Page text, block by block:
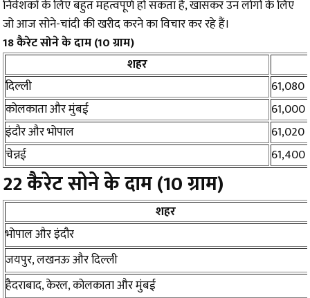
निवेशकों के लिए बहुत महत्वपूर्ण हो सकता है, खासकर उन लोगों के लिए
जो आज सोने-चांदी की खरीद करने का विचार कर रहे हैं।
18 कैरेट सोने के दाम (10 ग्राम)
शहर
दिल्ली
61,080
कोलकाता और मुंबई
61,000
इंदौर और भोपाल
61,020
चेन्नई
61,400
22 कैरेट सोने के दाम (10 ग्राम)
शहर
भोपाल और इंदौर
जयपुर, लखनऊ और दिल्ली
हैदराबाद, केरल, कोलकाता और मुंबई